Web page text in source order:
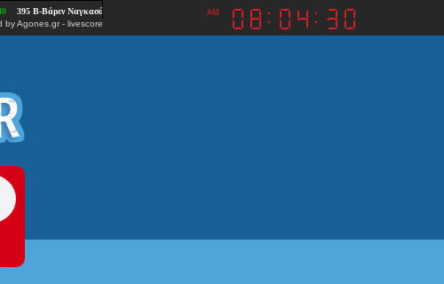
byAgones.gr- livescore
AM